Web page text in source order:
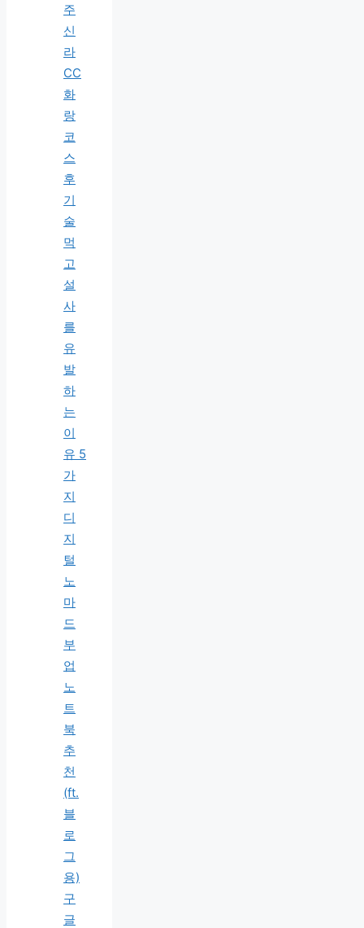
주
신
라
CC
화
랑
코
스
후
기
술
먹
고
설
사
를
유
발
하
는
이
유 5
가
지
디
지
털
노
마
드
부
업
노
트
북
추
천
(ft.
블
로
그
용)
구
글